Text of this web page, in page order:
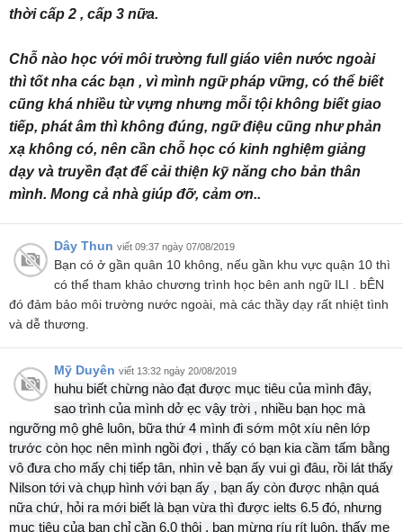
thời cấp 2 , cấp 3 nữa.
Chỗ nào học với môi trường full giáo viên nước ngoài
thì tốt nha các bạn , vì mình ngữ pháp vững, có thể biết
cũng khá nhiều từ vựng nhưng mỗi tội không biết giao
tiếp, phát âm thì không đúng, ngữ điệu cũng như phản
xạ không có, nên cần chỗ học có kinh nghiệm giảng
dạy và truyền đạt để cải thiện kỹ năng cho bản thân
mình. Mong cả nhà giúp đỡ, cảm ơn..
Dây Thun viết 09:37 ngày 07/08/2019
Bạn có ở gần quân 10 không, nếu gần khu vực quận 10 thì
có thể tham khảo chương trình học bên anh ngữ ILI . bÊN
đó đảm bảo môi trường nước ngoài, mà các thầy dạy rất nhiệt tình
và dễ thương.
Mỹ Duyên viết 13:32 ngày 20/08/2019
huhu biết chừng nào đạt được mục tiêu của mình đây,
sao trình của mình dở ẹc vậy trời , nhiều bạn học mà
ngưỡng mộ ghê luôn, bữa thứ 4 mình đi sớm một xíu nên lớp
trước còn học nên mình ngồi đợi , thấy có bạn kia cầm tấm bằng
vô đưa cho mấy chị tiếp tân, nhìn vẻ bạn ấy vui gì đâu, rồi lát thấy
Nilson tới và chụp hình với bạn ấy , bạn ấy còn được nhận quá
nữa chứ, hỏi ra mới biết là bạn vừa thì được ielts 6.5 đó, nhưng
mục tiêu của bạn chỉ cần 6.0 thôi , bạn mừng ríu rít luôn, thấy mẹ